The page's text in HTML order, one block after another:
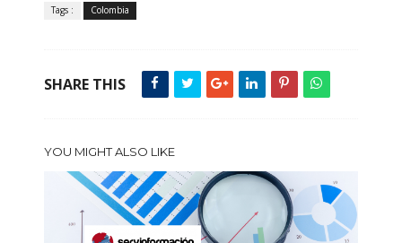
Tags : Colombia
SHARE THIS
YOU MIGHT ALSO LIKE